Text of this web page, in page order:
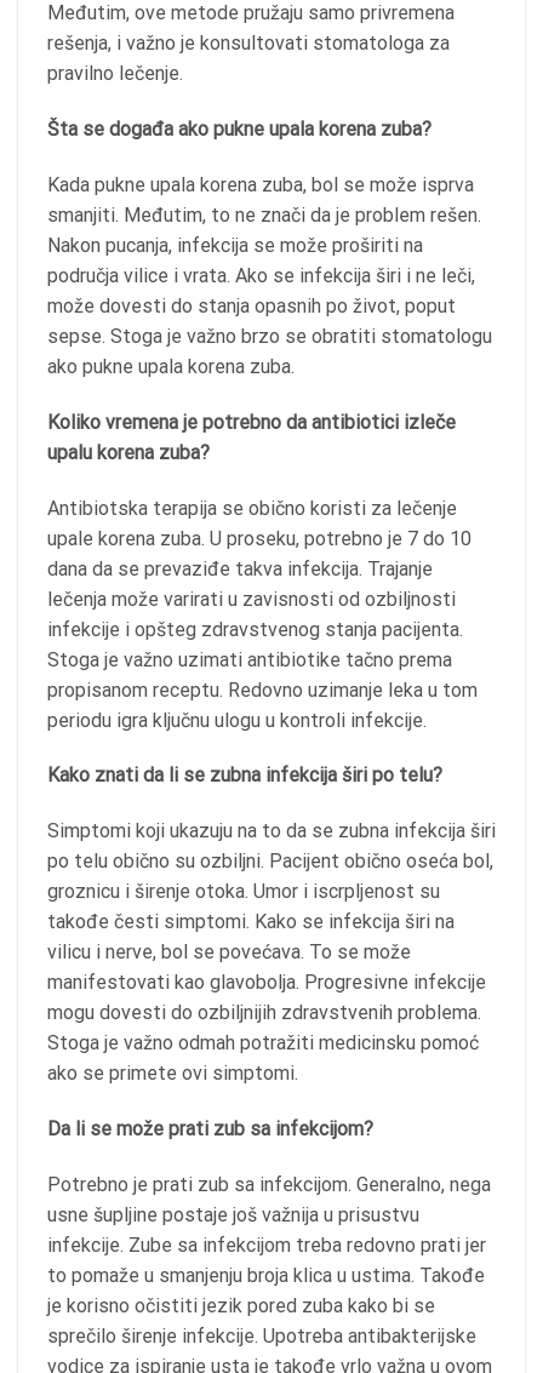
Međutim, ove metode pružaju samo privremena
rešenja, i važno je konsultovati stomatologa za
pravilno lečenje.
Šta se događa ako pukne upala korena zuba?
Kada pukne upala korena zuba, bol se može isprva
smanjiti. Međutim, to ne znači da je problem rešen.
Nakon pucanja, infekcija se može proširiti na
područja vilice i vrata. Ako se infekcija širi i ne leči,
može dovesti do stanja opasnih po život, poput
sepse. Stoga je važno brzo se obratiti stomatologu
ako pukne upala korena zuba.
Koliko vremena je potrebno da antibiotici izleče
upalu korena zuba?
Antibiotska terapija se obično koristi za lečenje
upale korena zuba. U proseku, potrebno je 7 do 10
dana da se prevaziđe takva infekcija. Trajanje
lečenja može varirati u zavisnosti od ozbiljnosti
infekcije i opšteg zdravstvenog stanja pacijenta.
Stoga je važno uzimati antibiotike tačno prema
propisanom receptu. Redovno uzimanje leka u tom
periodu igra ključnu ulogu u kontroli infekcije.
Kako znati da li se zubna infekcija širi po telu?
Simptomi koji ukazuju na to da se zubna infekcija širi
po telu obično su ozbiljni. Pacijent obično oseća bol,
groznicu i širenje otoka. Umor i iscrpljenost su
takođe česti simptomi. Kako se infekcija širi na
vilicu i nerve, bol se povećava. To se može
manifestovati kao glavobolja. Progresivne infekcije
mogu dovesti do ozbiljnijih zdravstvenih problema.
Stoga je važno odmah potražiti medicinsku pomoć
ako se primete ovi simptomi.
Da li se može prati zub sa infekcijom?
Potrebno je prati zub sa infekcijom. Generalno, nega
usne šupljine postaje još važnija u prisustvu
infekcije. Zube sa infekcijom treba redovno prati jer
to pomaže u smanjenju broja klica u ustima. Takođe
je korisno očistiti jezik pored zuba kako bi se
sprečilo širenje infekcije. Upotreba antibakterijske
vodice za ispiranje usta je takođe vrlo važna u ovom